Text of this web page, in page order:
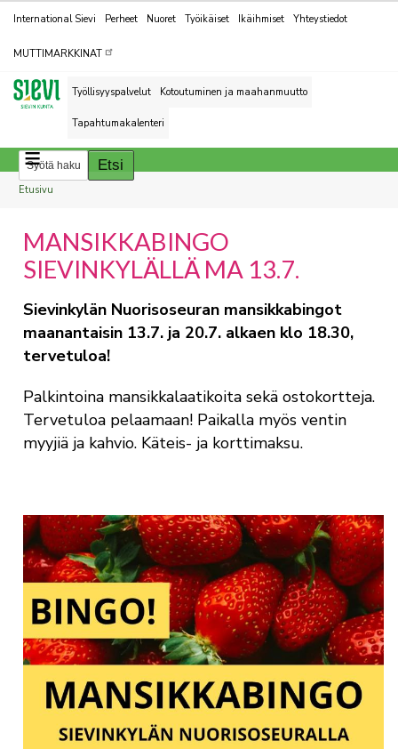
Kohderyhmät
International Sievi Perheet Nuoret Työikäiset Ikäihmiset Yhteystiedot
MUTTIMARKKINAT
Työllisyyspalvelut Kotoutuminen ja maahanmuutto
Tapahtumakalenteri
Breadcrumbs
You
here:
Etusivu
MANSIKKABINGO
SIEVINKYLÄLLÄ MA 13.7.
Sievinkylän Nuorisoseuran mansikkabingot
maanantaisin 13.7. ja 20.7. alkaen klo 18.30,
tervetuloa!
Palkintoina mansikkalaatikoita sekä ostokortteja.
Tervetuloa pelaamaan! Paikalla myös ventin
myyjiä ja kahvio. Käteis- ja korttimaksu.